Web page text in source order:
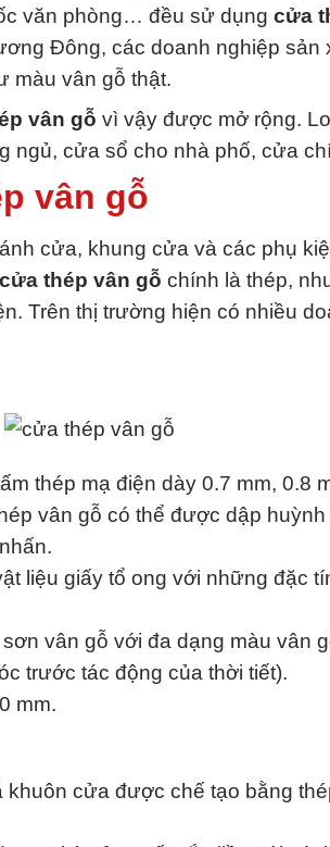
văn phòng… đều sử dụng cửa
Đông, các doanh nghiệp
màu vân gỗ thật.
vân gỗ vì vậy được mở rộng.
ngủ, cửa sổ cho nhà phố, cửa
vân gỗ
cửa, khung cửa và các phụ
cửa thép vân gỗ chính là thép,
Trên thị trường hiện có nhiều
thép mạ điện dày 0.7 mm,
vân gỗ có thể được dập
liệu giấy tổ ong với những đặc
vân gỗ với đa dạng màu
trước tác động của thời tiết).
mm.
cửa được chế tạo bằng